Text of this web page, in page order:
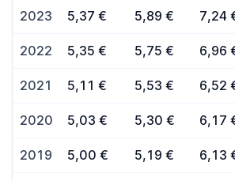
2023 5,37 € 5,89 € 7,24
2022 5,35 € 5,75 € 6,96
2021 5,11 € 5,53 € 6,52
2020 5,03 € 5,30 € 6,17
2019 5,00 € 5,19 € 6,13